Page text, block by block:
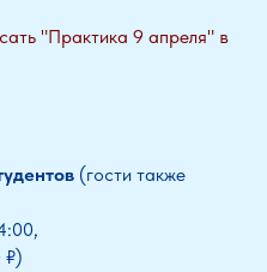
"Практика 9 апреля" в
(гости также
₽)